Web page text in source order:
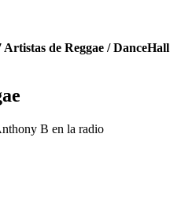
Artistas de Reggae / DanceHall
B en la radio